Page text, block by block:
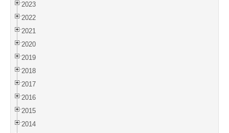
2023
2022
2021
2020
2019
2018
2017
2016
2015
2014